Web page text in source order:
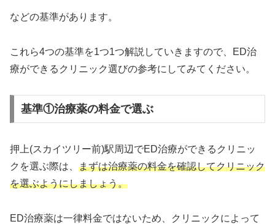
などの基準があります。
これら4つの基準を1つ1つ解説していきますので、ED治
療ができるクリニック選びの参考にしてみてください。
基準①治療薬の料金で選ぶ
押上(スカイツリー前)駅周辺でED治療ができるクリニッ
クを選ぶ際は、 まずは治療薬の料金を確認してクリニック
を選ぶようにしましょう。
ED治療薬は一律料金ではないため、クリニックによって